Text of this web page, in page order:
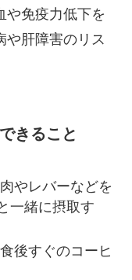
や免疫力低下を
や肝障害のリス
きること
やレバーなどを
一緒に摂取す
食後すぐのコーヒ